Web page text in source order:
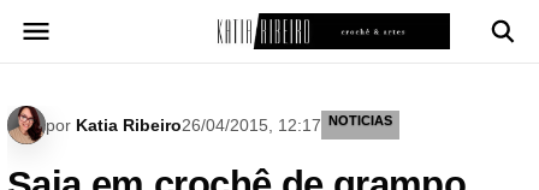
para
por Katia Ribeiro26/04/2015, 12:17 NOTICIAS